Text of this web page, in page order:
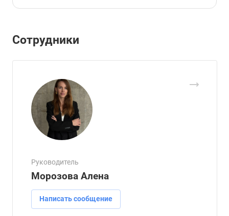
Сотрудники
Руководитель
Морозова Алена
Написать сообщение